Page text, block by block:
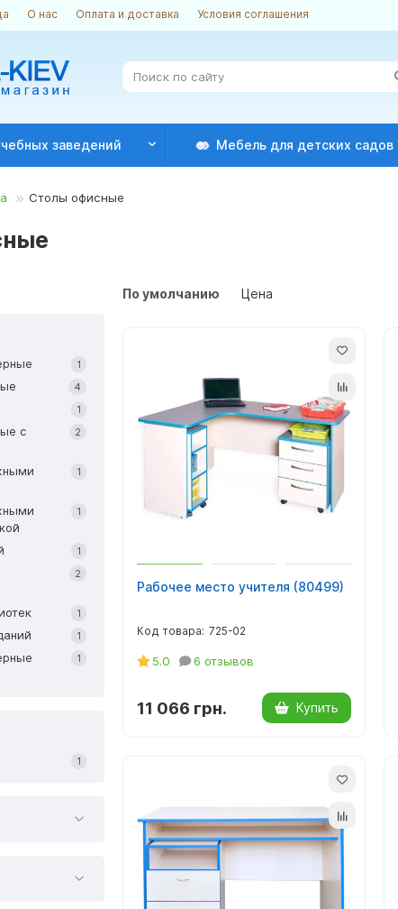
О нас Оплата и доставка Условия соглашения
заведений Мебель для детских садов
Столы офисные
1
4
1
с
2
1
1
1
2
1
1
1
1
По умолчанию Цена
Рабочее место учителя (80499)
725-02
5.0 6 отзывов
11 066 грн. Купить